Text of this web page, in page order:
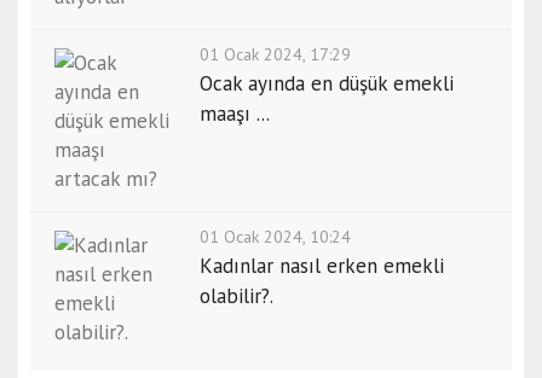
01 Ocak 2024, 17:29
Ocak ayında en düşük emekli
maaşı ...
01 Ocak 2024, 10:24
Kadınlar nasıl erken emekli
olabilir?.